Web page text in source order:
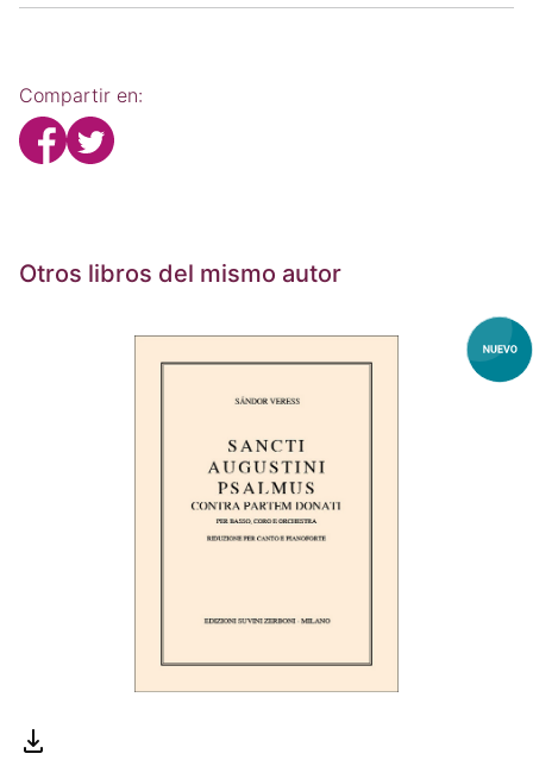
Compartir en:
Otros libros del mismo autor